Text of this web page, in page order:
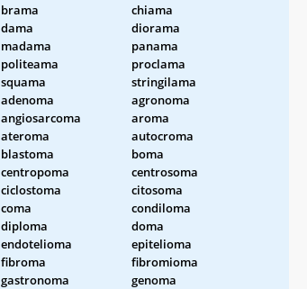
brama
chiama
dama
diorama
madama
panama
politeama
proclama
squama
stringilama
adenoma
agronoma
angiosarcoma
aroma
ateroma
autocroma
blastoma
boma
centropoma
centrosoma
ciclostoma
citosoma
coma
condiloma
diploma
doma
endotelioma
epitelioma
fibroma
fibromioma
gastronoma
genoma